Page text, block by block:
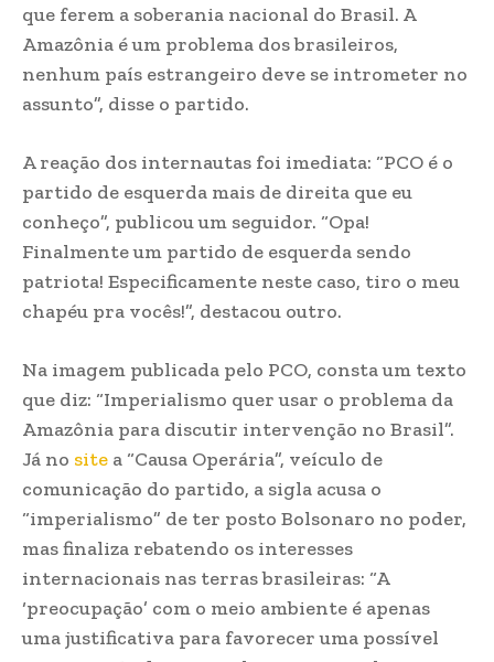
que ferem a soberania nacional do Brasil. A
Amazônia é um problema dos brasileiros,
nenhum país estrangeiro deve se intrometer no
assunto”, disse o partido.
A reação dos internautas foi imediata: “PCO é o
partido de esquerda mais de direita que eu
conheço”, publicou um seguidor. “Opa!
Finalmente um partido de esquerda sendo
patriota! Especificamente neste caso, tiro o meu
chapéu pra vocês!”, destacou outro.
Na imagem publicada pelo PCO, consta um texto
que diz: “Imperialismo quer usar o problema da
Amazônia para discutir intervenção no Brasil”.
Já no site a “Causa Operária”, veículo de
comunicação do partido, a sigla acusa o
“imperialismo” de ter posto Bolsonaro no poder,
mas finaliza rebatendo os interesses
internacionais nas terras brasileiras: “A
‘preocupação’ com o meio ambiente é apenas
uma justificativa para favorecer uma possível